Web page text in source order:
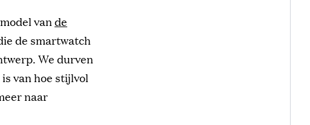
vande
de smartwatch
We durven
van hoe stijlvol
naar